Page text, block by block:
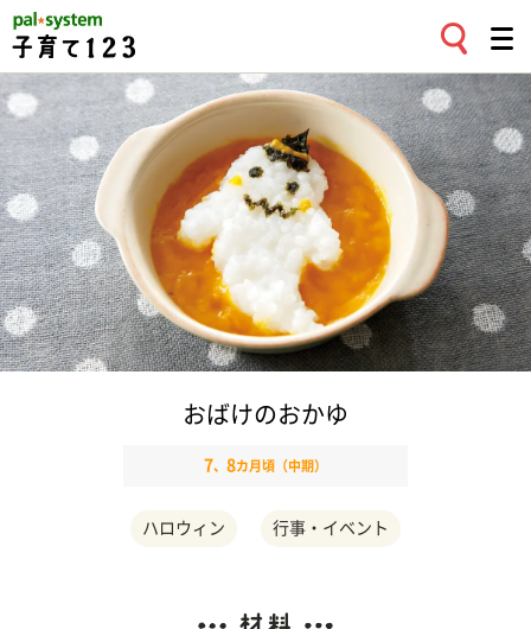
おばけのおかゆ
7、 8カ月頃（中期）
ハロウィン 行事・イベント